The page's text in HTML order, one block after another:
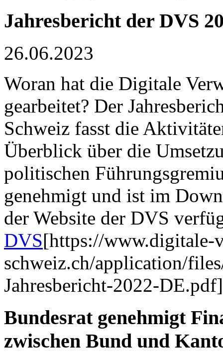
Jahresbericht der DVS
26.06.2023
Woran hat die Digitale
gearbeitet? Der
Schweiz fasst die
Überblick über die
politischen
genehmigt und ist im
der Website der DVS
DVS[https://www.digitale-
schweiz.ch/application/
Jahresbericht-2022-DE.pdf]
Bundesrat genehmigt
zwischen Bund und